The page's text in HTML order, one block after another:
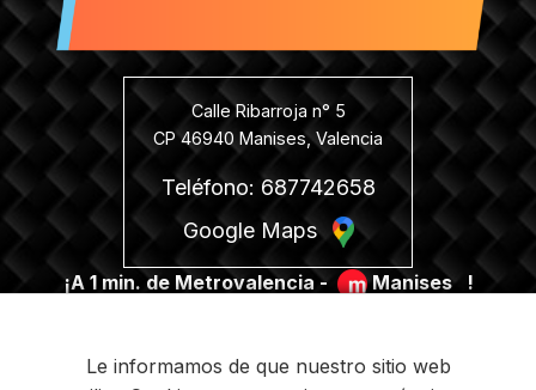
Calle Ribarroja n° 5
CP 46940 Manises, Valencia
Teléfono: 687742658
Google Maps
¡A 1 min. de Metrovalencia - Manises !
Le informamos de que nuestro sitio web